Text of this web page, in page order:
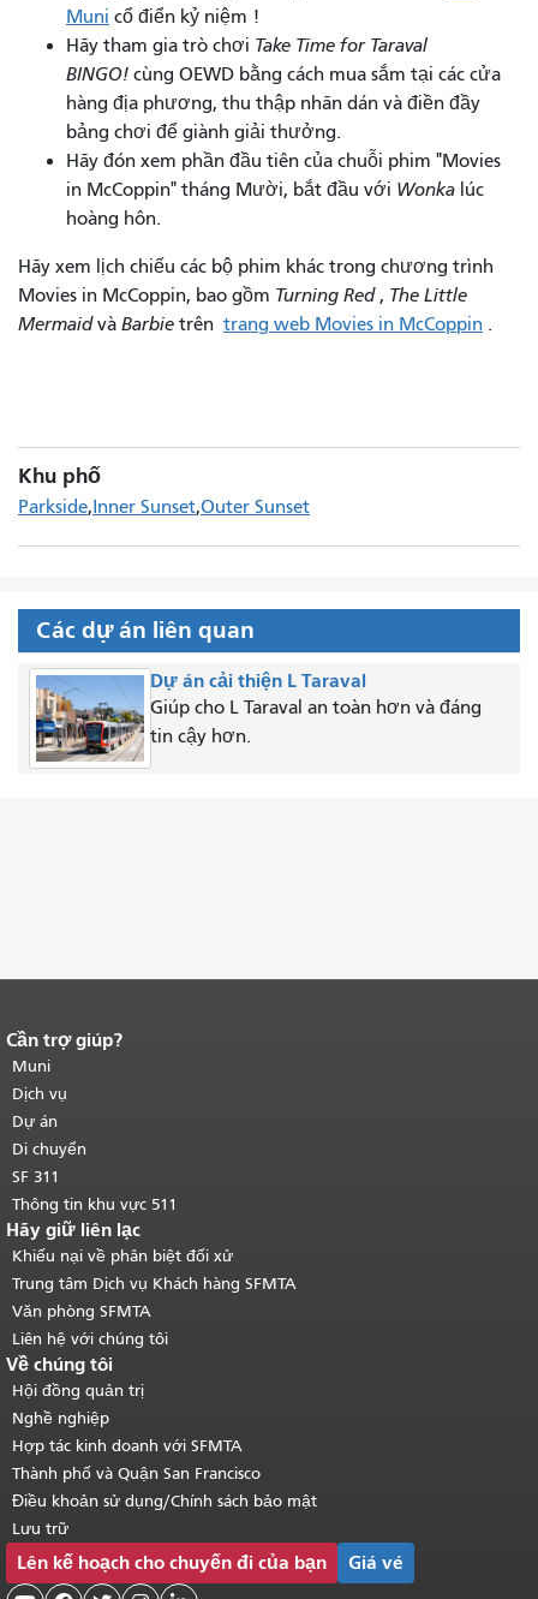
Muni cổ điển kỷ niệm !
Hãy tham gia trò chơi Take Time for Taraval
BINGO! cùng OEWD bằng cách mua sắm tại các cửa
hàng địa phương, thu thập nhãn dán và điền đầy
bảng chơi để giành giải thưởng.
Hãy đón xem phần đầu tiên của chuỗi phim "Movies
in McCoppin" tháng Mười, bắt đầu với Wonka lúc
hoàng hôn.
Hãy xem lịch chiếu các bộ phim khác trong chương trình
Movies in McCoppin, bao gồm Turning Red, The Little
Mermaidvà Barbie trên trang web Movies in McCoppin .
Khu phố
Parkside Inner Sunset Outer Sunset
Các dự án liên quan
Dự án cải thiện L Taraval
Giúp cho L Taraval an toàn hơn và đáng
tin cậy hơn.
Kết thúc nội dung trang.
của trang này được lặp lại trên mọi
trang.Quay lại đầu trang nội dung
chính.
Cần trợ giúp?
Muni
Dịch vụ
Dự án
Di chuyển
SF 311
Thông tin khu vực 511
Hãy giữ liên lạc
Khiếu nại về phân biệt đối xử
Trung tâm Dịch vụ Khách hàng SFMTA
Văn phòng SFMTA
Liên hệ với chúng tôi
Về chúng tôi
Hội đồng quản trị
Nghề nghiệp
Hợp tác kinh doanh với SFMTA
Thành phố và Quận San Francisco
Điều khoản sử dụng/Chính sách bảo mật
Lưu trữ
Lên kế hoạch cho chuyến đi của bạn Giá vé